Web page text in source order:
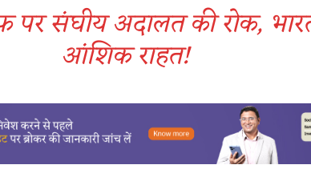
पर संघीय अदालत की रोक,
आंशिक राहत​!